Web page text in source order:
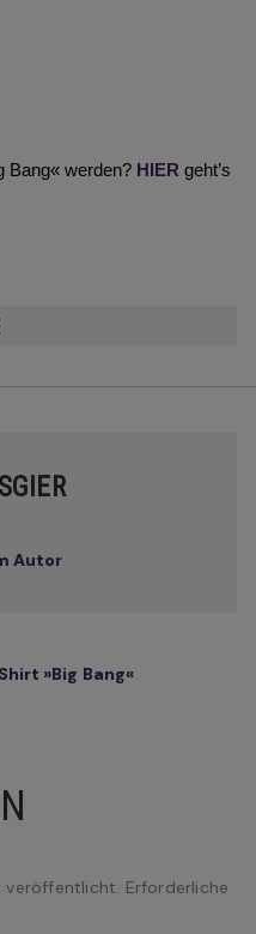
Bang« werden? HIER geht’s
Autor
»Big Bang«
veröffentlicht. Erforderliche